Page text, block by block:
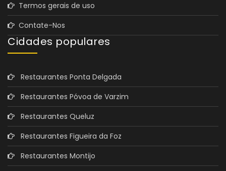
Termos gerais de uso
Contate-Nos
Cidades populares
Restaurantes Ponta Delgada
Restaurantes Póvoa de Varzim
Restaurantes Queluz
Restaurantes Figueira da Foz
Restaurantes Montijo